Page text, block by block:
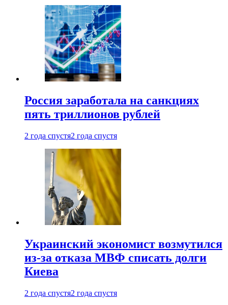
Россия заработала на санкциях
пять триллионов рублей
2 года спустя2 года спустя
Украинский экономист возмутился
из-за отказа МВФ списать долги
Киева
2 года спустя2 года спустя